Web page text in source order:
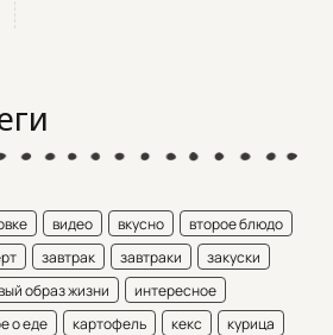
видео вкусно
второе блюдо
завтрак завтраки
закуски
образ жизни
интересное
о еде картофель кекс
курица